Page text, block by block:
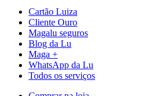
Cartão Luiza
Cliente Ouro
Magalu seguros
Blog da Lu
Maga +
WhatsApp da Lu
Todos os serviços